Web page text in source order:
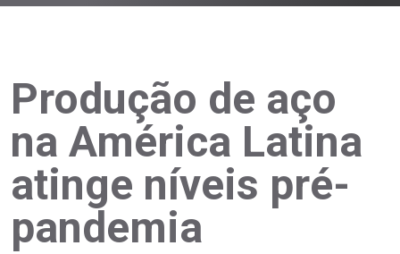
Produção de aço
na América Latina
atinge níveis pré-
pandemia